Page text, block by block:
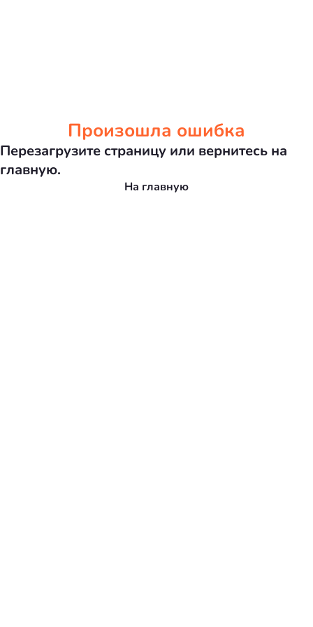
Произошла ошибка
Перезагрузите страницу или вернитесь на
главную.
На главную